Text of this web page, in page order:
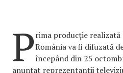
Prima producţie realizată
România va fi difuzată
începând din 25
anunțat reprezentanţii